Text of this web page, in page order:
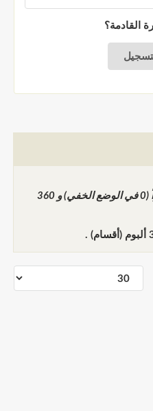
القادمة؟
و
360
ألبوم (أقسام) .